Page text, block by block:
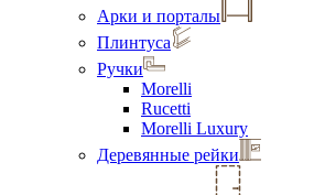
Арки и порталы
Плинтуса
Ручки
Morelli
Rucetti
Morelli Luxury
Деревянные рейки